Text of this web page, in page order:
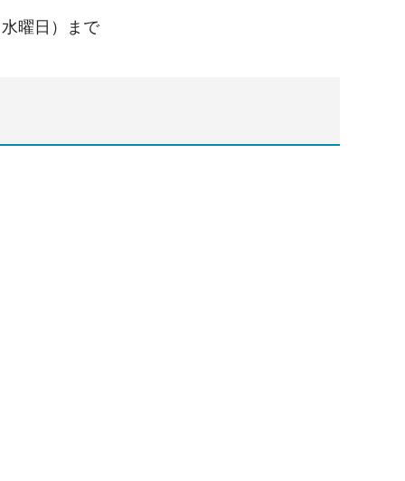
曜日）まで